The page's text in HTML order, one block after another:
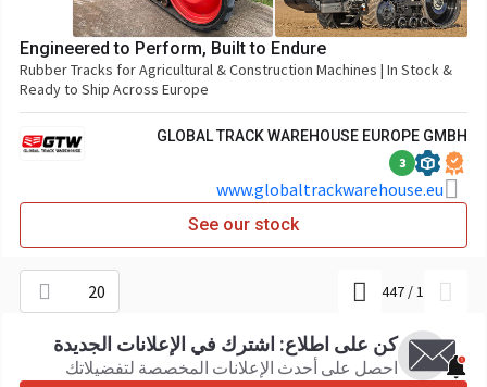
Engineered to Perform, Built to Endure
Rubber Tracks for Agricultural & Construction Machines | In Stock &
Ready to Ship Across Europe
GLOBAL TRACK WAREHOUSE EUROPE GMBH
3
www.globaltrackwarehouse.eu
See our stock
1
/
447
20
كن على اطلاع: اشترك في الإعلانات الجديدة
احصل على أحدث الإعلانات المخصصة لتفضيلاتك